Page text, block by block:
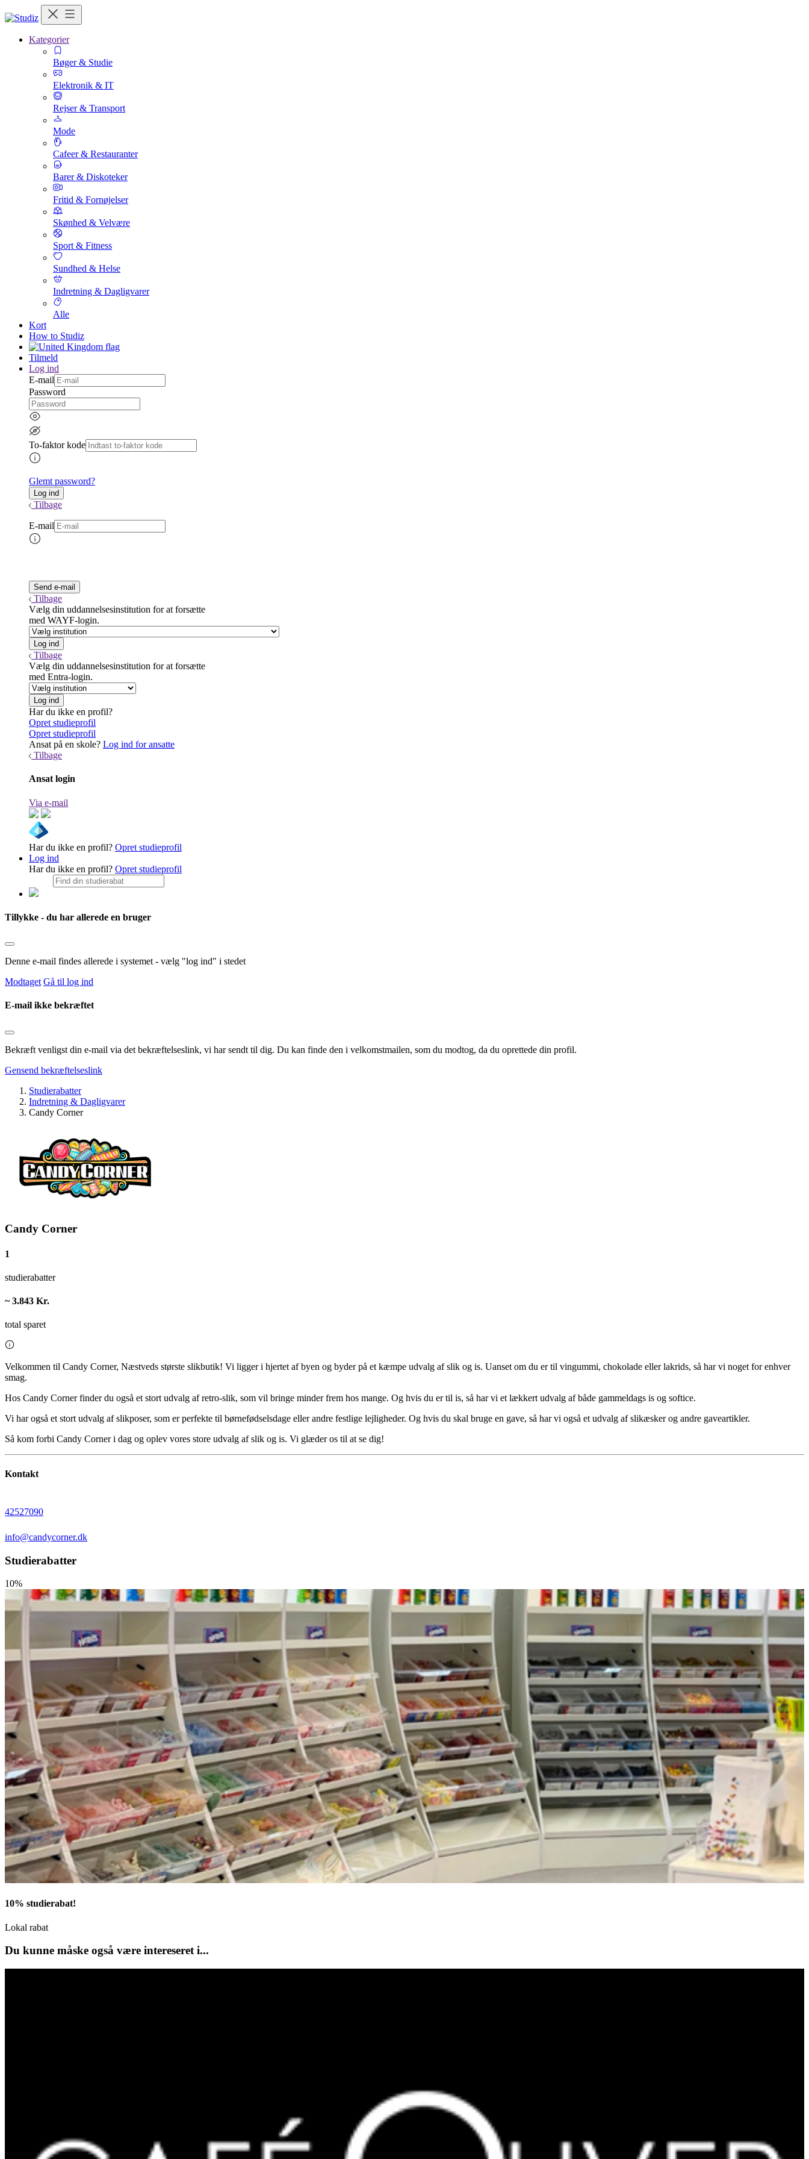
Kategorier
Bøger & Studie
Elektronik & IT
Rejser & Transport
Mode
Cafeer & Restauranter
Barer & Diskoteker
Fritid & Fornøjelser
Skønhed & Velvære
Sport & Fitness
Sundhed & Helse
Indretning & Dagligvarer
Alle
Kort
How to Studiz
Tilmeld
Log ind
E-mail
Password
To-faktor kode
Glemt password?
Tilbage
E-mail
Tilbage
Vælg din uddannelsesinstitution for at forsætte
med WAYF-login.
Tilbage
Vælg din uddannelsesinstitution for at forsætte
med Entra-login.
Har du ikke en profil?
Opret studieprofil
Opret studieprofil
Ansat på en skole? Log ind for ansatte
Tilbage
Ansat login
Via e-mail
Har du ikke en profil? Opret studieprofil
Log ind
Har du ikke en profil? Opret studieprofil
Tillykke - du har allerede en bruger
Denne e-mail findes allerede i systemet - vælg "log ind" i stedet
Modtaget Gå til log ind
E-mail ikke bekræftet
Bekræft venligst din e-mail via det bekræftelseslink, vi har sendt til dig. Du kan finde den i velkomstmailen, som du modtog, da du oprettede din profil.
Gensend bekræftelseslink
Studierabatter
Indretning & Dagligvarer
Candy Corner
Candy Corner
1
studierabatter
~ 3.843 Kr.
total sparet
Velkommen til Candy Corner, Næstveds største slikbutik! Vi ligger i hjertet af byen og byder på et kæmpe udvalg af slik og is. Uanset om du er til vingummi, chokolade eller lakrids, så har vi noget for enhver
smag.
Hos Candy Corner finder du også et stort udvalg af retro-slik, som vil bringe minder frem hos mange. Og hvis du er til is, så har vi et lækkert udvalg af både gammeldags is og softice.
Vi har også et stort udvalg af slikposer, som er perfekte til børnefødselsdage eller andre festlige lejligheder. Og hvis du skal bruge en gave, så har vi også et udvalg af slikæsker og andre gaveartikler.
Så kom forbi Candy Corner i dag og oplev vores store udvalg af slik og is. Vi glæder os til at se dig!
Kontakt
42527090
info@candycorner.dk
Studierabatter
10%
10% studierabat!
Lokal rabat
Du kunne måske også være intereseret i...